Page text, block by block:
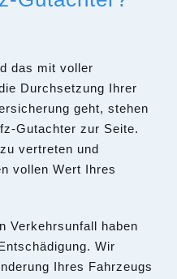
das mit voller
Durchsetzung Ihrer
geht, stehen
Gutachter zur Seite.
vertreten und
vollen Wert Ihres
Verkehrsunfall haben
Wir
Ihres Fahrzeugs